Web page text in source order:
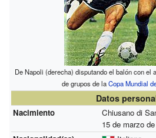
De Napoli (derecha) disputando el balón con el
de grupos de laCopa Mundial
Datos
Nacimiento Chiusano di
15 de marzo